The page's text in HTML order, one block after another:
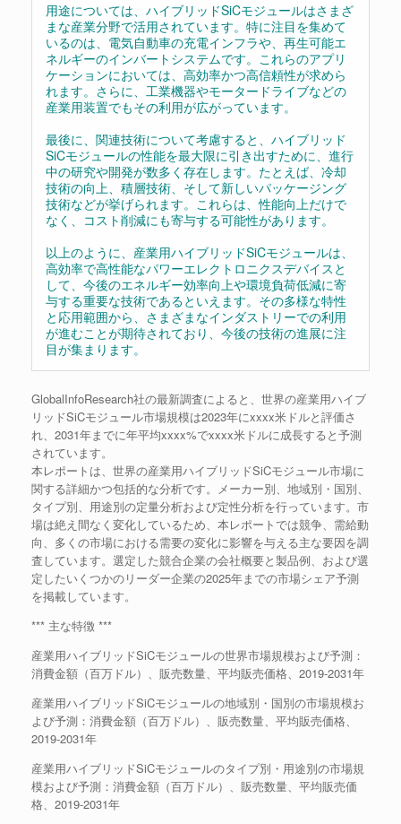
用途については、ハイブリッドSiCモジュールはさまざ
まな産業分野で活用されています。特に注目を集めて
いるのは、電気自動車の充電インフラや、再生可能エ
ネルギーのインバートシステムです。これらのアプリ
ケーションにおいては、高効率かつ高信頼性が求めら
れます。さらに、工業機器やモータードライブなどの
産業用装置でもその利用が広がっています。
最後に、関連技術について考慮すると、ハイブリッド
SiCモジュールの性能を最大限に引き出すために、進行
中の研究や開発が数多く存在します。たとえば、冷却
技術の向上、積層技術、そして新しいパッケージング
技術などが挙げられます。これらは、性能向上だけで
なく、コスト削減にも寄与する可能性があります。
以上のように、産業用ハイブリッドSiCモジュールは、
高効率で高性能なパワーエレクトロニクスデバイスと
して、今後のエネルギー効率向上や環境負荷低減に寄
与する重要な技術であるといえます。その多様な特性
と応用範囲から、さまざまなインダストリーでの利用
が進むことが期待されており、今後の技術の進展に注
目が集まります。
GlobalInfoResearch社の最新調査によると、世界の産業用ハイブ
リッドSiCモジュール市場規模は2023年にxxxx米ドルと評価さ
れ、2031年までに年平均xxxx%でxxxx米ドルに成長すると予測
されています。
本レポートは、世界の産業用ハイブリッドSiCモジュール市場に
関する詳細かつ包括的な分析です。メーカー別、地域別・国別、
タイプ別、用途別の定量分析および定性分析を行っています。市
場は絶え間なく変化しているため、本レポートでは競争、需給動
向、多くの市場における需要の変化に影響を与える主な要因を調
査しています。選定した競合企業の会社概要と製品例、および選
定したいくつかのリーダー企業の2025年までの市場シェア予測
を掲載しています。
*** 主な特徴 ***
産業用ハイブリッドSiCモジュールの世界市場規模および予測：
消費金額（百万ドル）、販売数量、平均販売価格、2019-2031年
産業用ハイブリッドSiCモジュールの地域別・国別の市場規模お
よび予測：消費金額（百万ドル）、販売数量、平均販売価格、
2019-2031年
産業用ハイブリッドSiCモジュールのタイプ別・用途別の市場規
模および予測：消費金額（百万ドル）、販売数量、平均販売価
格、2019-2031年